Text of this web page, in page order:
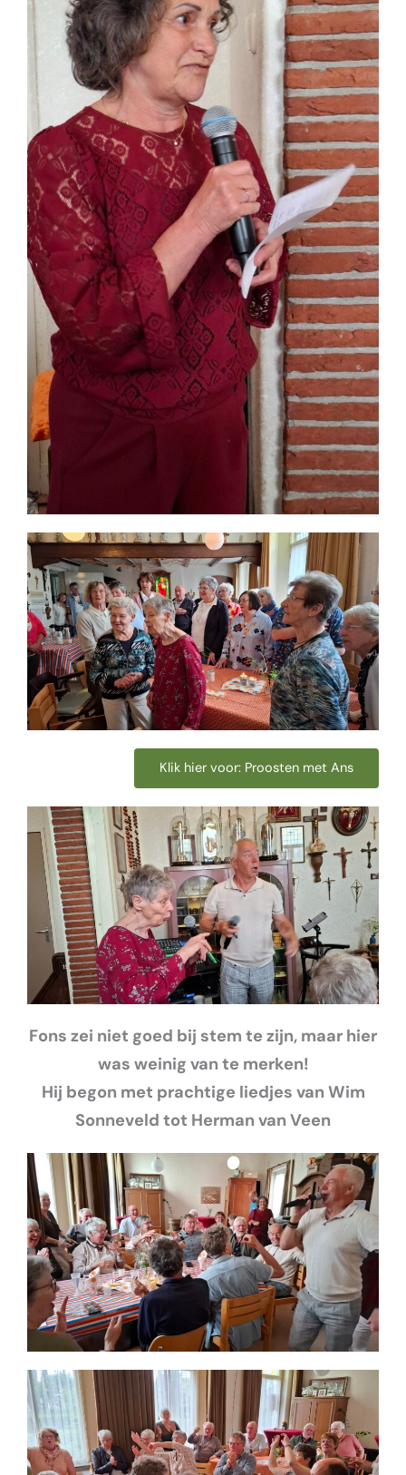
Klik hier voor: Proosten met Ans
Fons zei niet goed bij stem te zijn, maar hier
was weinig van te merken!
Hij begon met prachtige liedjes van Wim
Sonneveld tot Herman van Veen